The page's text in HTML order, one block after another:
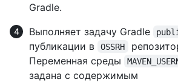
Gradle.
Выполняет задачу Gradle
публикации в
OSSRH
Переменная среды
задана с содержимым